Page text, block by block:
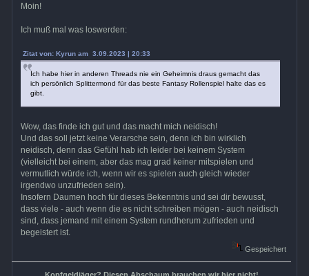
Moin!
Ich muß mal was loswerden:
Zitat von: Kyrun am 3.09.2023 | 20:33
Ich habe hier in anderen Threads nie ein Geheimnis draus gemacht das
ich persönlich Splittermond für das beste Fantasy Rollenspiel halte das es
gibt.
Wow, das finde ich gut und das macht mich neidisch!
Und das soll jetzt keine Verarsche sein, denn ich bin wirklich
neidisch, denn das Gefühl hab ich leider bei keinem System
(vielleicht bei einem, aber das mag grad keiner mitspielen und
vermutlich würde ich, wenn wir es spielen auch gleich wieder
irgendwo unzufrieden sein).
Insofern Daumen hoch für dieses Bekenntnis und sei dir bewusst,
dass viele - auch wenn die es nicht schreiben mögen - auch neidisch
sind, dass jemand mit einem System rundherum zufrieden und
begeistert ist.
Gespeichert